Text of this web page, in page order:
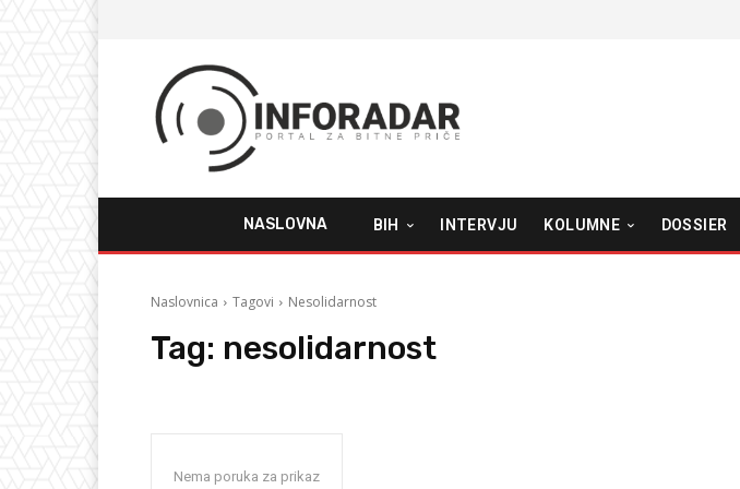
NASLOVNA BIH INTERVJU KOLUMNE DOSSIER
Naslovnica Tagovi Nesolidarnost
Tag: nesolidarnost
Nema poruka za prikaz